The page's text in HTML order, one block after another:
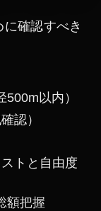
確認すべき
以内）
認）
トと自由度
額把握